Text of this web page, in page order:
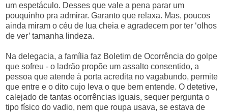
um espetáculo. Desses que vale a pena parar um
pouquinho pra admirar. Garanto que relaxa. Mas, poucos
ainda miram o céu de lua cheia e agradecem por ter ‘olhos
de ver’ tamanha lindeza.
Na delegacia, a família faz Boletim de Ocorrência do golpe
que sofreu - o ladrão propõe um assalto consentido, a
pessoa que atende à porta acredita no vagabundo, permite
que entre e o dito cujo leva o que bem entende. O detetive,
calejado de tantas ocorrências iguais, sequer pergunta o
tipo físico do vadio, nem que roupa usava, se estava de